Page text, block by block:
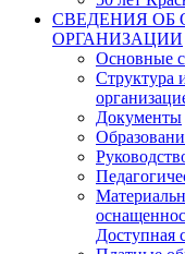
СВЕДЕНИЯ ОБ
ОРГАНИЗАЦИИ
Основные
Структура
Документы
Доступная